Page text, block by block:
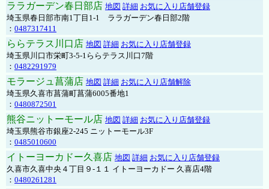
ララガーデン春日部店 地図 詳細 お気に入り店舗登録
埼玉県春日部市南1丁目1-1 ララガーデン春日部2階
： 0487317411
ららテラス川口店 地図 詳細 お気に入り店舗登録
埼玉県川口市栄町3-5-1ららテラス川口7階
： 0482291979
モラージュ菖蒲店 地図 詳細 お気に入り店舗解除
埼玉県久喜市菖蒲町菖蒲6005番地1
： 0480872501
熊谷ニットーモール店 地図 詳細 お気に入り店舗登録
埼玉県熊谷市銀座2-245 ニットーモール3F
： 0485010600
イトーヨーカドー久喜店 地図 詳細 お気に入り店舗登録
久喜市久喜中央４丁目９-１１ イトーヨーカドー 久喜店4階
： 0480261281